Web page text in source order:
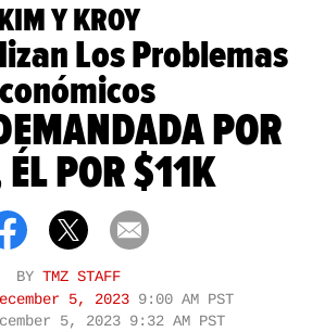
Y KROY
Los Problemas
POR
POR $11K
BY TMZ STAFF
5, 2023 9:00 AM PST
5, 2023 9:32 AM PST